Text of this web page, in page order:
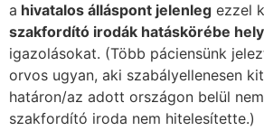
a hivatalos álláspont jelenleg ezzel
szakfordító irodák hatáskörébe
igazolásokat. (Több páciensünk
orvos ugyan, aki szabályellenesen
határon/az adott országon belül
szakfordító iroda nem hitelesítette.)